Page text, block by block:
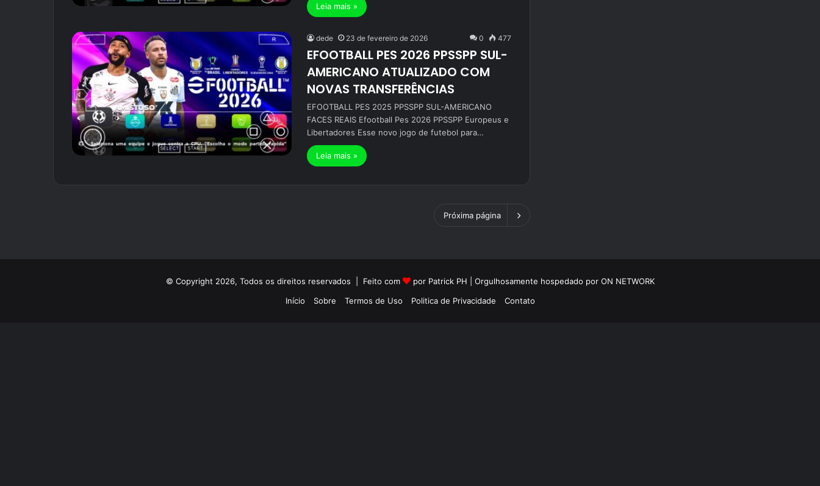
Leia mais »
dede 23 de fevereiro de 2026 0 477
EFOOTBALL PES 2026 PPSSPP SUL-
AMERICANO ATUALIZADO COM
NOVAS TRANSFERÊNCIAS
EFOOTBALL PES 2025 PPSSPP SUL-AMERICANO
FACES REAIS Efootball Pes 2026 PPSSPP Europeus e
Libertadores Esse novo jogo de futebol para…
Leia mais »
Próxima página
© Copyright 2026, Todos os direitos reservados | Feito com
por Patrick PH | Orgulhosamente hospedado por ON NETWORK
Início
Sobre Termos de Uso Politica de Privacidade Contato